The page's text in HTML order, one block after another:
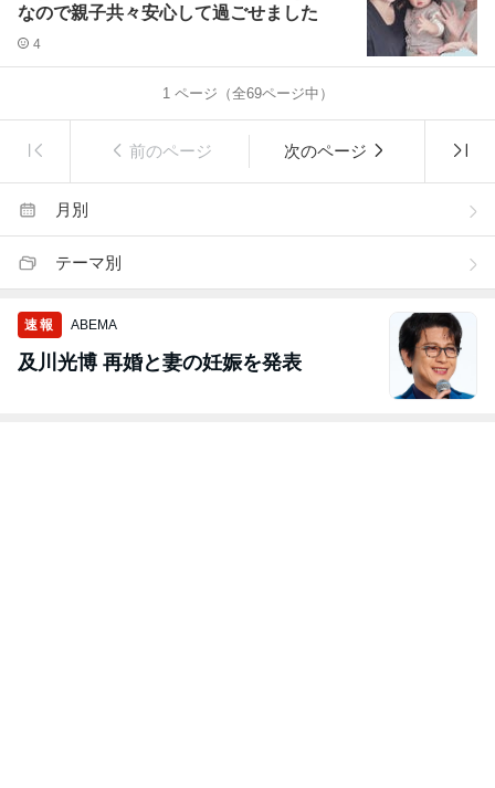
なので親子共々安心して過ごせました
4
1ページ（全69ページ中）
前のページ 次のページ
月別
テーマ別
速報 ABEMA
及川光博 再婚と妻の妊娠を発表